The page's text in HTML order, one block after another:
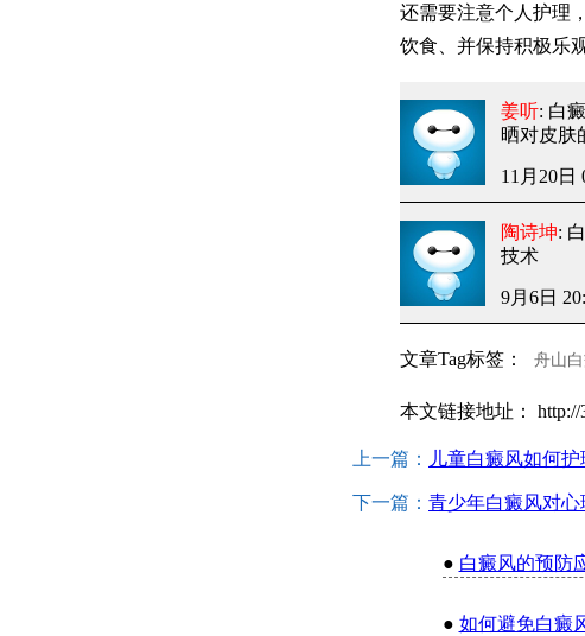
还需要注意个人护理
饮食、并保持积极乐
姜听: 白
晒对皮肤
11月20日
陶诗坤:
技术
9月6日
文章Tag标签： 舟山
本文链接地址： http://
上一篇： 儿童白癜风如何护
下一篇： 青少年白癜风对
● 白癜风的预防
● 如何避免白癜